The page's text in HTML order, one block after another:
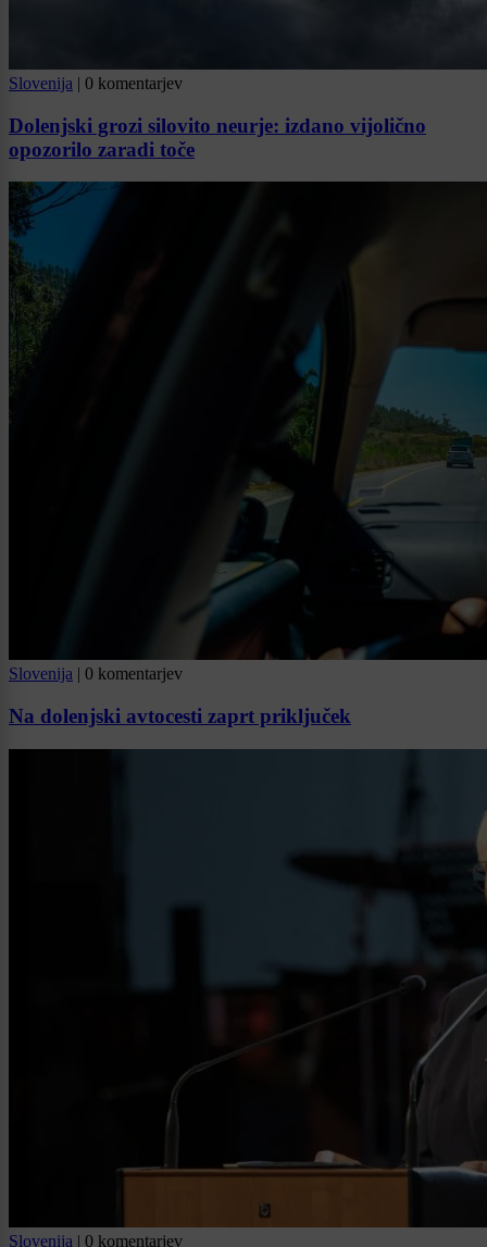
Slovenija | 0 komentarjev
Dolenjski grozi silovito neurje: izdano vijolično
opozorilo zaradi toče
Slovenija | 0 komentarjev
Na dolenjski avtocesti zaprt priključek
Slovenija | 0 komentarjev